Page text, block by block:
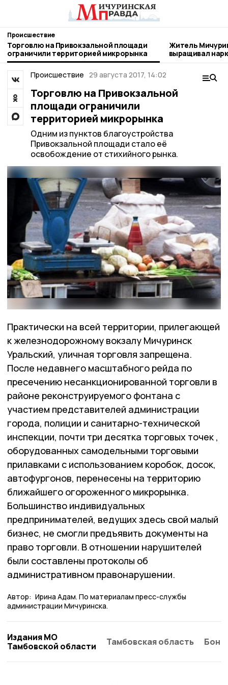
Происшествие
Торговлю на Привокзальной площади
ограничили территорией микрорынка
Житель
выращивал
Происшествие 29 августа 2017, 14:02
Торговлю на Привокзальной
площади ограничили
территорией микрорынка
Одним из пунктов благоустройства
Привокзальной площади стало её
освобождение от стихийного рынка.
Практически на всей территории, прилегающей
к железнодорожному вокзалу Мичуринск
Уральский, уличная торговля запрещена.
После недавнего масштабного рейда по
пресечению несанкционированной торговли в
районе реконструируемого фонтана с
участием представителей администрации
города, полиции и санитарно-технической
инспекции, почти три десятка торговых точек ,
оборудованных самодельными торговыми
прилавками с использованием коробок, досок,
автофургонов, перенесены на территорию
ближайшего огороженного микрорынка.
Большинство индивидуальных
предпринимателей, ведущих здесь свой малый
бизнес, не смогли предъявить документы на
право торговли. В отношении нарушителей
были составлены протоколы об
административном правонарушении.
Автор: Ирина Адам. По материалам пресс-службы
администрации Мичуринска.
Издания МО
Тамбовской области
Тамбовская область